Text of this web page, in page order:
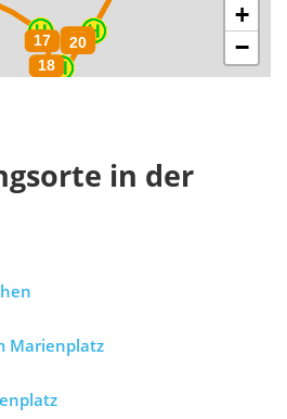
+
−
in der
Marienplatz